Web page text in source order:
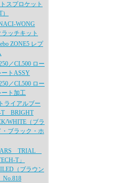
スプロケット
WONG
ッチキット
ZONE5 レプ
／CL500 ロー
ートASSY
／CL500 ロー
ート加工
ライアルブー
BRIGHT
WHITE（ブラ
・ブラック・ホ
TRIAL
T」
（ブラウン
No.818